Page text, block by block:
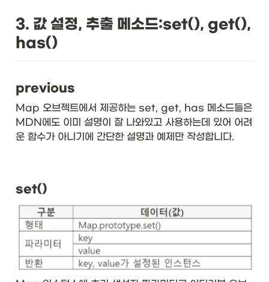
3. 값 설정, 추출 메소드:set(), get(),
has()
previous
Map 오브젝트에서 제공하는 set, get, has 메소드들은
MDN에도 이미 설명이 잘 나와있고 사용하는데 있어 어려
운 함수가 아니기에 간단한 설명과 예제만 작성합니다.
set()